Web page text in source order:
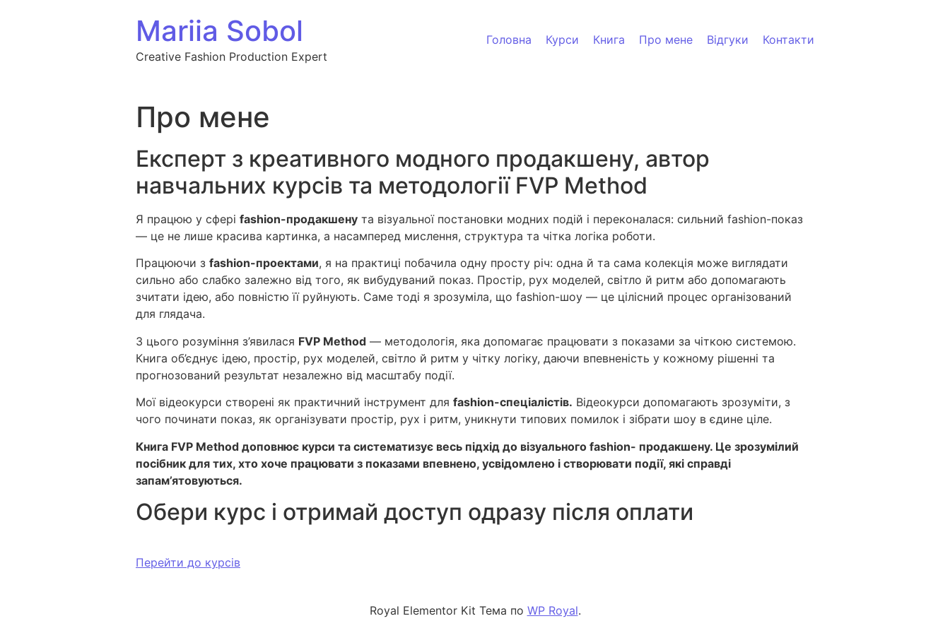
Mariia Sobol
Creative Fashion Production Expert
Головна Курси Книга Про мене Відгуки Контакти
Про мене
Експерт з креативного модного продакшену, автор
навчальних курсів та методології FVP Method
Я працюю у сфері fashion-продакшену та візуальної постановки модних подій і переконалася: сильний fashion-показ
— це не лише красива картинка, а насамперед мислення, структура та чітка логіка роботи.
Працюючи з fashion-проектами, я на практиці побачила одну просту річ: одна й та сама колекція може виглядати
сильно або слабко залежно від того, як вибудуваний показ. Простір, рух моделей, світло й ритм або допомагають
зчитати ідею, або повністю її руйнують. Саме тоді я зрозуміла, що fashion-шоу — це цілісний процес організований
для глядача.
З цього розуміння з’явилася FVP Method — методологія, яка допомагає працювати з показами за чіткою системою.
Книга об’єднує ідею, простір, рух моделей, світло й ритм у чітку логіку, даючи впевненість у кожному рішенні та
прогнозований результат незалежно від масштабу події.
Мої відеокурси створені як практичний інструмент для fashion-спеціалістів. Відеокурси допомагають зрозуміти, з
чого починати показ, як організувати простір, рух і ритм, уникнути типових помилок і зібрати шоу в єдине ціле.
Книга FVP Method доповнює курси та систематизує весь підхід до візуального fashion- продакшену. Це зрозумілий
посібник для тих, хто хоче працювати з показами впевнено, усвідомлено і створювати події, які справді
запам’ятовуються.
Обери курс і отримай доступ одразу після оплати
Перейти до курсів
Royal Elementor Kit Тема по WP Royal.